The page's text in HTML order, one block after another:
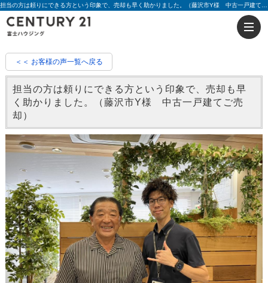
＜＜ お客様の声一覧へ戻る
担当の方は頼りにできる方という印象で、売却も早
く助かりました。（藤沢市Y様 中古一戸建てご売
却）